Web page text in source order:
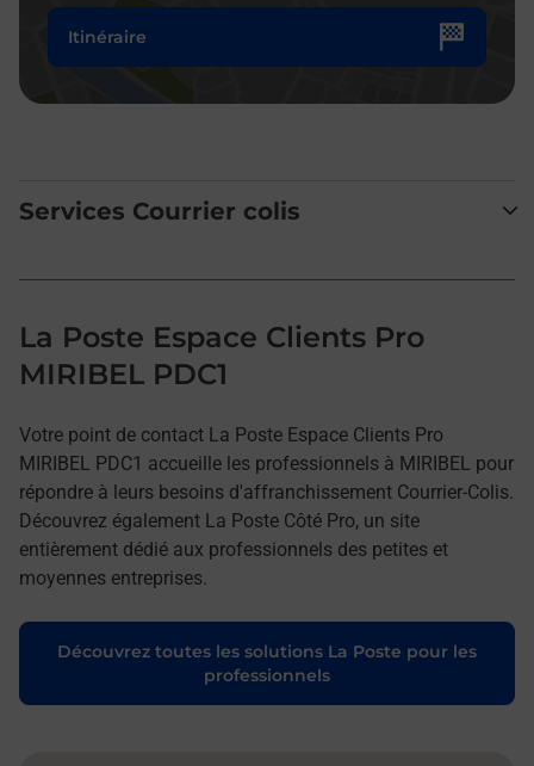
Itinéraire
Services Courrier colis
La Poste Espace Clients Pro
MIRIBEL PDC1
Votre point de contact La Poste Espace Clients Pro
MIRIBEL PDC1 accueille les professionnels à MIRIBEL pour
répondre à leurs besoins d'affranchissement Courrier-Colis.
Découvrez également La Poste Côté Pro, un site
entièrement dédié aux professionnels des petites et
moyennes entreprises.
Découvrez toutes les solutions La Poste pour les
professionnels